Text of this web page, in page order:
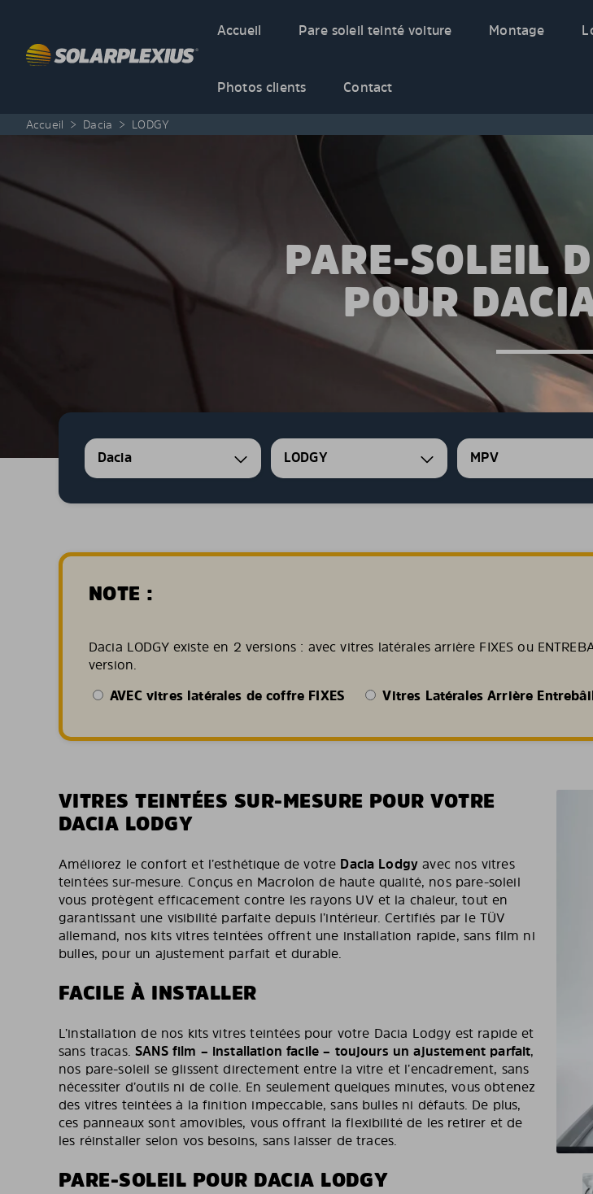
Accueil
Pare soleil teinté voiture Montage
Photos clients Contact
Accueil > Dacia > LODGY
PARE-SOLEIL
POUR
Dacia LODGY MPV
NOTE :
Dacia LODGY existe en 2 versions : avec vitres latérales arrière FIXES ou
version.
AVEC vitres latérales de coffre FIXES
Vitres Latérales Arrière
VITRES TEINTÉES SUR-MESURE POUR VOTRE
DACIA LODGY
Améliorez le confort et l’esthétique de votre Dacia Lodgy avec nos vitres
teintées sur-mesure. Conçus en Macrolon de haute qualité, nos pare-soleil
vous protègent efficacement contre les rayons UV et la chaleur, tout en
garantissant une visibilité parfaite depuis l’intérieur. Certifiés par le TÜV
allemand, nos kits vitres teintées offrent une installation rapide, sans film ni
bulles, pour un ajustement parfait et durable.
FACILE À INSTALLER
L’installation de nos kits vitres teintées pour votre Dacia Lodgy est rapide et
sans tracas.SANS film – installation facile – toujours un ajustement parfait,
nos pare-soleil se glissent directement entre la vitre et l’encadrement, sans
nécessiter d’outils ni de colle. En seulement quelques minutes, vous obtenez
des vitres teintées à la finition impeccable, sans bulles ni défauts. De plus,
ces panneaux sont amovibles, vous offrant la flexibilité de les retirer et de
les réinstaller selon vos besoins, sans laisser de traces.
PARE-SOLEIL POUR DACIA LODGY